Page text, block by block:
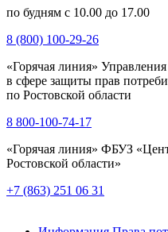
по будням с 10.00 до 17.00
8 (800) 100-29-26
«Горячая линия»
в сфере защиты прав
по Ростовской области
8 800-100-74-17
«Горячая линия» ФБУЗ
Ростовской области»
+7 (863) 251 06 31